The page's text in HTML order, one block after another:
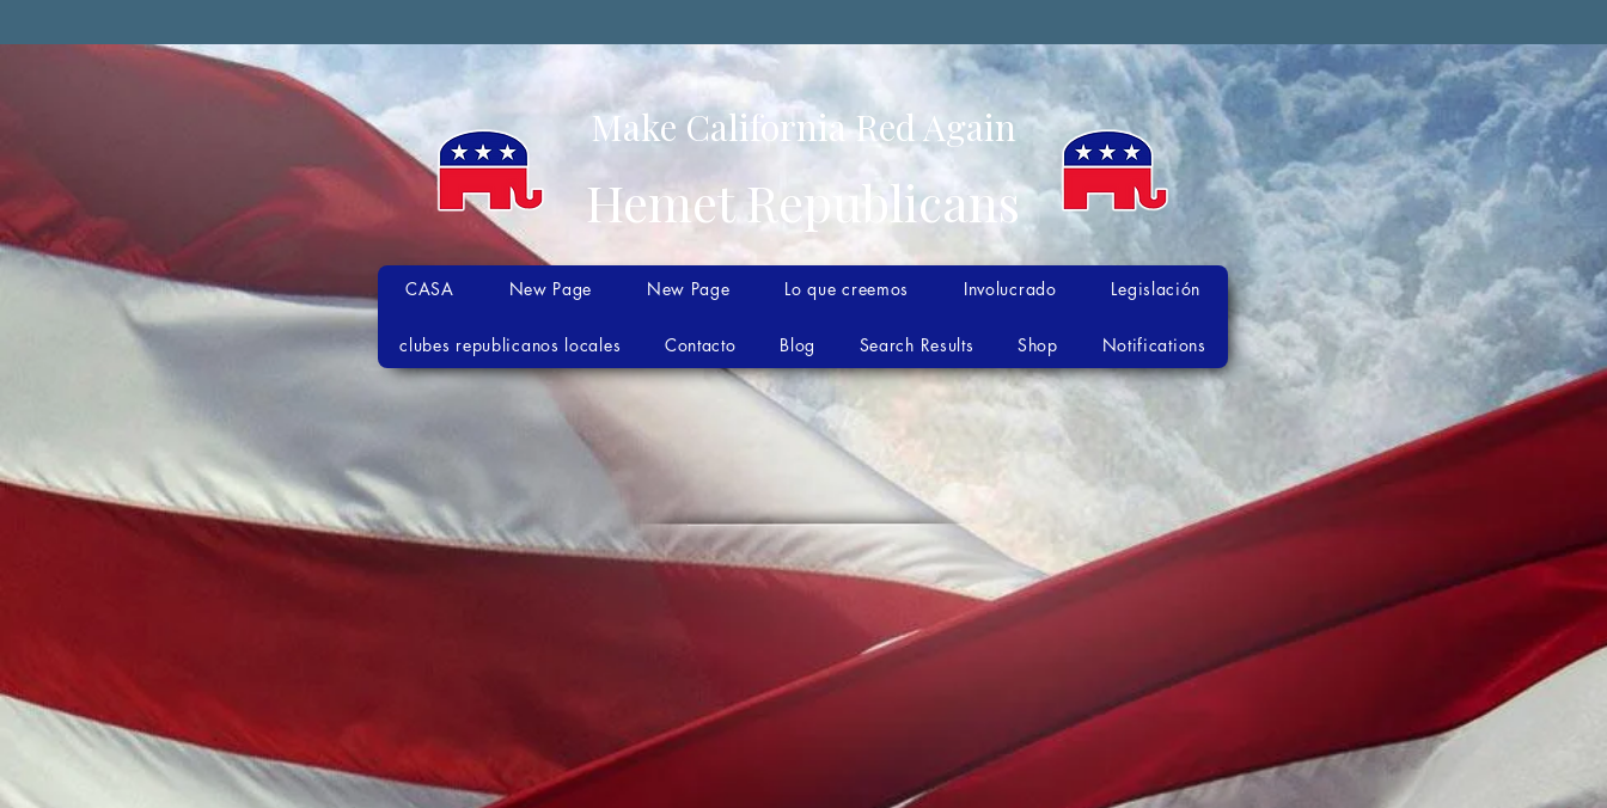
Make California Red Again
Hemet Republicans
CASA New Page New Page Lo que creemos Involucrado Legislación
clubes republicanos locales Contacto Blog Search Results Shop Notifications